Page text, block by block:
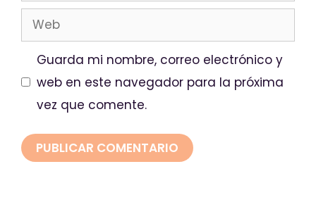
Guarda mi nombre, correo electrónico y
web en este navegador para la próxima
vez que comente.